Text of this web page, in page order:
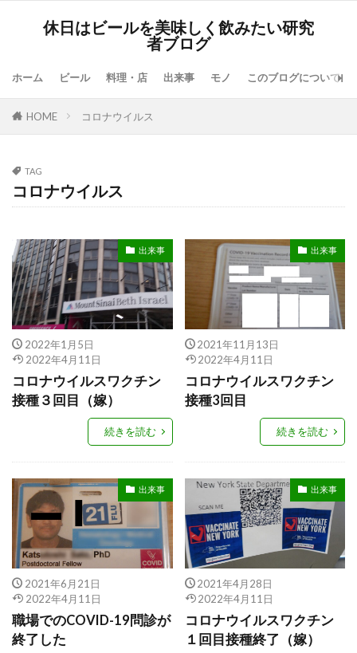
休日はビールを美味しく飲みたい研究
者ブログ
ホーム ビール 料理・店 出来事 モノ このブログについて
HOME コロナウイルス
TAG
コロナウイルス
出来事
2022年1月5日
2022年4月11日
コロナウイルスワクチン
接種３回目（嫁）
続きを読む
出来事
2021年11月13日
2022年4月11日
コロナウイルスワクチン
接種3回目
続きを読む
出来事
2021年6月21日
2022年4月11日
職場でのCOVID-19問診が
終了した
出来事
2021年4月28日
2022年4月11日
コロナウイルスワクチン
１回目接種終了（嫁）